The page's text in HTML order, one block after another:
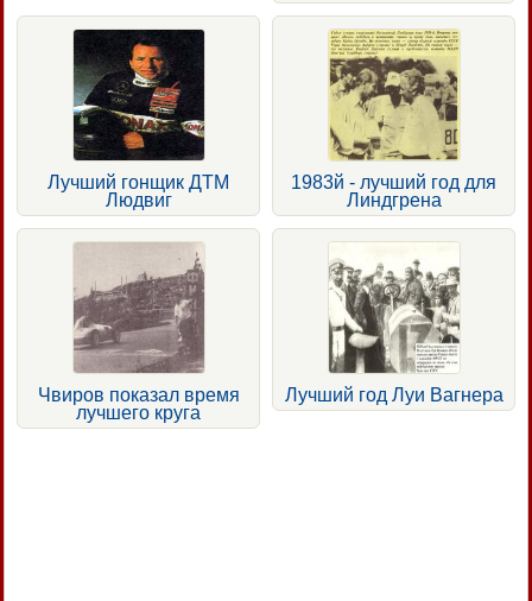
Лучший гонщик ДТМ
Людвиг
1983й - лучший год для
Линдгрена
Чвиров показал время
лучшего круга
Лучший год Луи Вагнера